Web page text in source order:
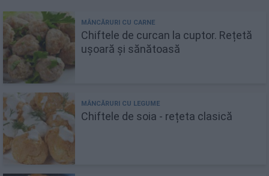
Chiftele de curcan la cuptor. Rețetă
ușoară și sănătoasă
Chiftele de soia - rețeta clasică